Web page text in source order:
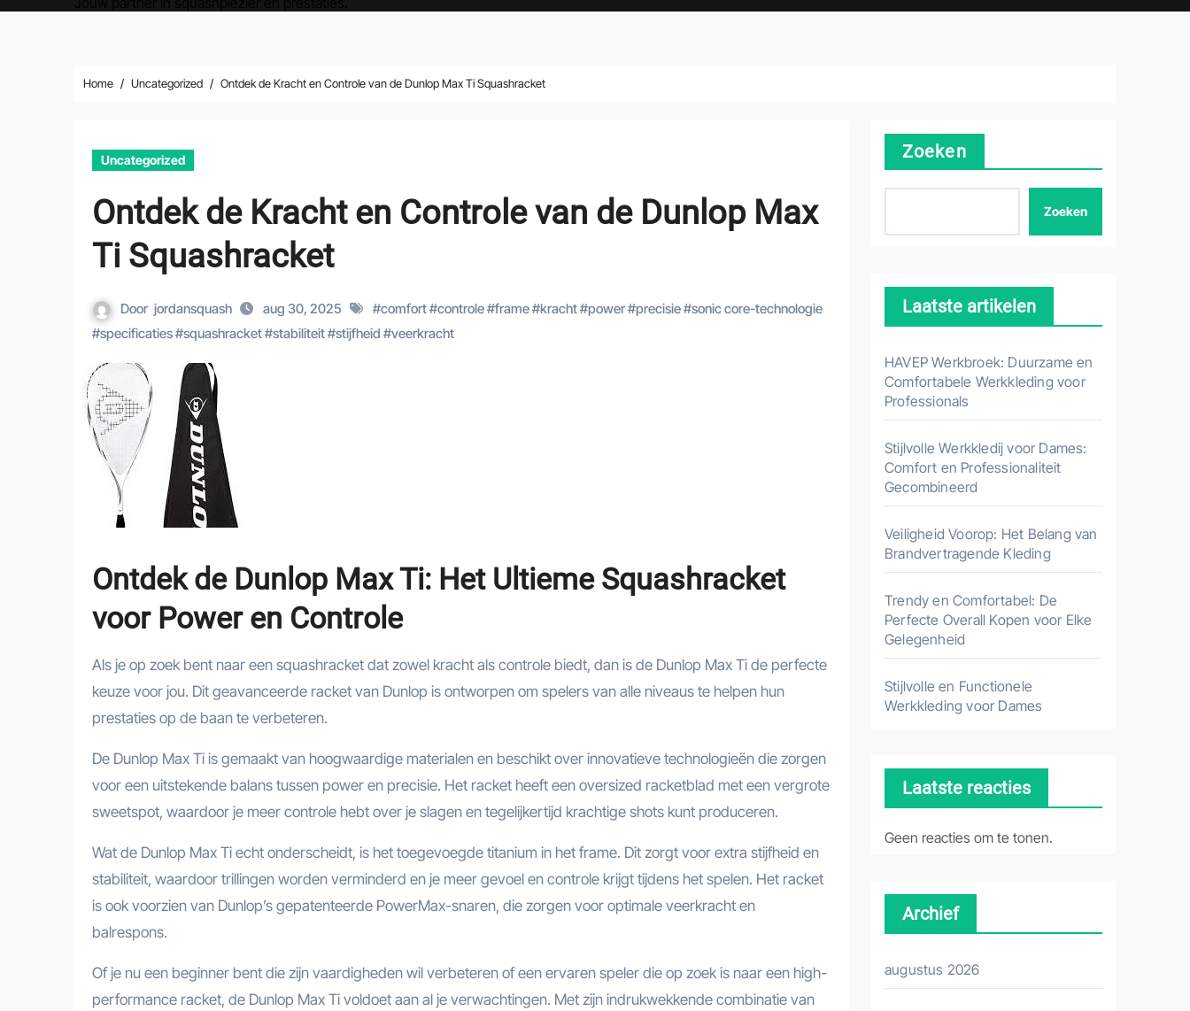
Home Uncategorized Ontdek de Kracht en Controle van de Dunlop Max Ti Squashracket
Uncategorized
Ontdek de Kracht en Controle van de Dunlop Max
Ti Squashracket
Door jordansquash aug 30, 2025 #comfort#controle#frame#kracht#power#precisie#sonic core-technologie
#specificaties#squashracket#stabiliteit#stijfheid #veerkracht
Ontdek de Dunlop Max Ti: Het Ultieme Squashracket
voor Power en Controle
Als je op zoek bent naar een squashracket dat zowel kracht als controle biedt, dan is de Dunlop Max Ti de perfecte
keuze voor jou. Dit geavanceerde racket van Dunlop is ontworpen om spelers van alle niveaus te helpen hun
prestaties op de baan te verbeteren.
De Dunlop Max Ti is gemaakt van hoogwaardige materialen en beschikt over innovatieve technologieën die zorgen
voor een uitstekende balans tussen power en precisie. Het racket heeft een oversized racketblad met een vergrote
sweetspot, waardoor je meer controle hebt over je slagen en tegelijkertijd krachtige shots kunt produceren.
Wat de Dunlop Max Ti echt onderscheidt, is het toegevoegde titanium in het frame. Dit zorgt voor extra stijfheid en
stabiliteit, waardoor trillingen worden verminderd en je meer gevoel en controle krijgt tijdens het spelen. Het racket
is ook voorzien van Dunlop’s gepatenteerde PowerMax-snaren, die zorgen voor optimale veerkracht en
balrespons.
Of je nu een beginner bent die zijn vaardigheden wil verbeteren of een ervaren speler die op zoek is naar een high-
performance racket, de Dunlop Max Ti voldoet aan al je verwachtingen. Met zijn indrukwekkende combinatie van
Zoeken
Zoeken
Laatste artikelen
HAVEP Werkbroek: Duurzame en
Comfortabele Werkkleding voor
Professionals
Stijlvolle Werkkledij voor Dames:
Comfort en Professionaliteit
Gecombineerd
Veiligheid Voorop: Het Belang van
Brandvertragende Kleding
Trendy en Comfortabel: De
Perfecte Overall Kopen voor Elke
Gelegenheid
Stijlvolle en Functionele
Werkkleding voor Dames
Laatste reacties
Geen reacties om te tonen.
Archief
augustus 2026